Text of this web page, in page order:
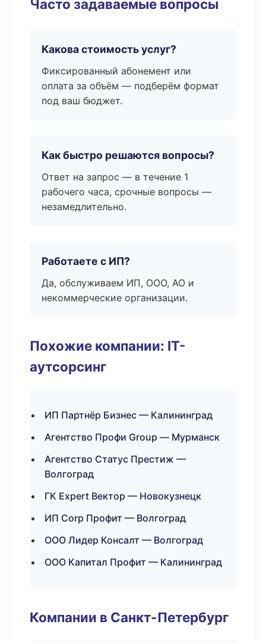
Часто задаваемые вопросы
Какова стоимость услуг?
Фиксированный абонемент или
оплата за объём — подберём формат
под ваш бюджет.
Как быстро решаются вопросы?
Ответ на запрос — в течение 1
рабочего часа, срочные вопросы —
незамедлительно.
Работаете с ИП?
Да, обслуживаем ИП, ООО, АО и
некоммерческие организации.
Похожие компании: IT-
аутсорсинг
ИП Партнёр Бизнес — Калининград
Агентство Профи Group — Мурманск
Агентство Статус Престиж —
Волгоград
ГК Expert Вектор — Новокузнецк
ИП Corp Профит — Волгоград
ООО Лидер Консалт — Волгоград
ООО Капитал Профит — Калининград
Компании в Санкт-Петербург